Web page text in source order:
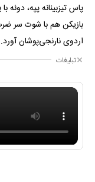
پاس تیزبینانه پپه، دوئه
بازیکن هم با شوت سر
اردوی نارنجی‌پوشان آورد.
تبلیغات